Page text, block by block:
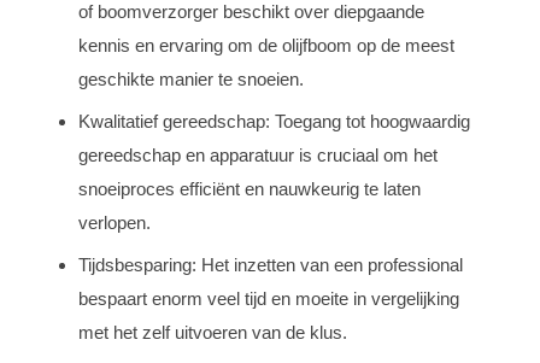
of boomverzorger beschikt over diepgaande
kennis en ervaring om de olijfboom op de meest
geschikte manier te snoeien.
Kwalitatief gereedschap: Toegang tot hoogwaardig
gereedschap en apparatuur is cruciaal om het
snoeiproces efficiënt en nauwkeurig te laten
verlopen.
Tijdsbesparing: Het inzetten van een professional
bespaart enorm veel tijd en moeite in vergelijking
met het zelf uitvoeren van de klus.